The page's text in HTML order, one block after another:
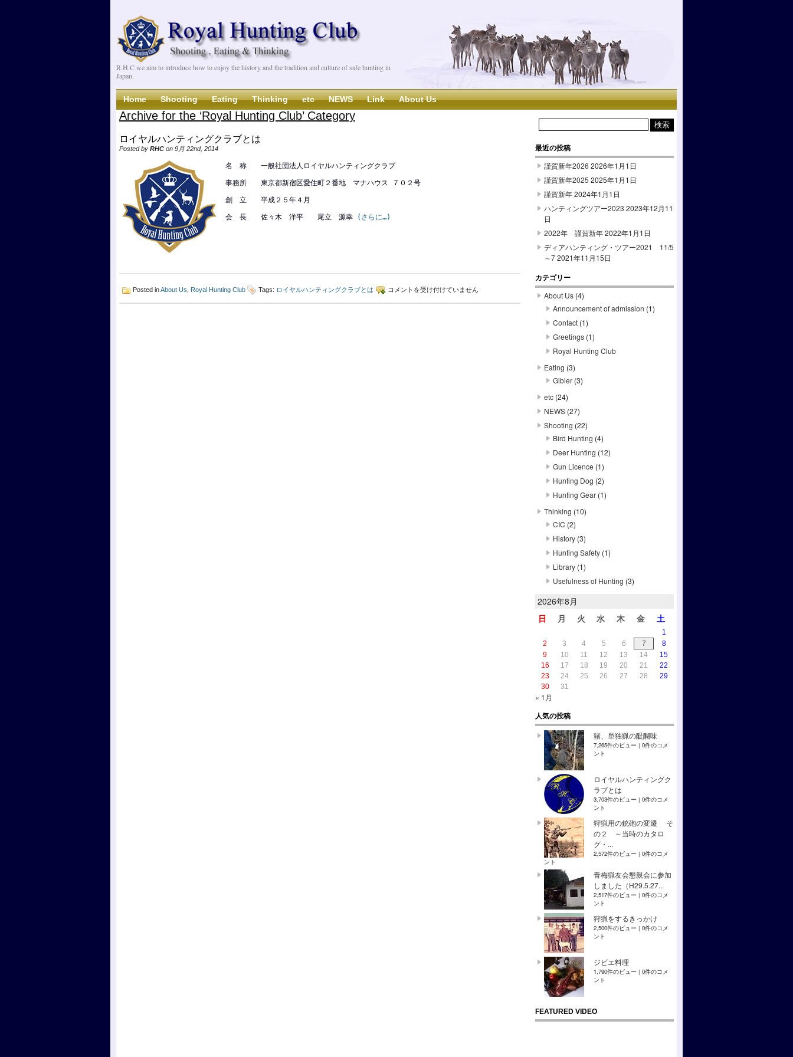
R.H.C we aim to introduce how to enjoy the history and the tradition and culture of safe hunting in
Japan.
Home Shooting Eating Thinking etc NEWS Link About Us
Archive for the ‘Royal Hunting Club’ Category
ロイヤルハンティングクラブとは
Posted by RHC on 9月 22nd, 2014
名 称 一般社団法人ロイヤルハンティングクラブ
事務所 東京都新宿区愛住町２番地 マナハウス ７０２号
創 立 平成２５年４月
会 長 佐々木 洋平 尾立 源幸 (さらに…)
Posted inAbout Us Royal Hunting Club Tags: ロイヤルハンティングクラブとは
ロ
コメントを受け付けていません
最近の投稿
謹賀新年2026 2026年1月1日
謹賀新年2025 2025年1月1日
謹賀新年2024年1月1日
ハンティングツアー2023 2023年12月11
日
2022年 謹賀新年2022年1月1日
ディアハンティング・ツアー2021 11/5
～72021年11月15日
カテゴリー
About Us (4)
Announcement of admission (1)
Contact (1)
Greetings (1)
Royal Hunting Club
Eating (3)
Gibier (3)
etc (24)
NEWS (27)
Shooting (22)
Bird Hunting (4)
Deer Hunting (12)
Gun Licence (1)
Hunting Dog (2)
Hunting Gear (1)
Thinking (10)
CIC (2)
History (3)
Hunting Safety (1)
Library (1)
Usefulness of Hunting (3)
2026年8月
日
月 火 水 木 金 土
1
2
3 4 5 6 7
8
9
10 11 12 13 14
15
16
17 18 19 20 21
22
23
24 25 26 27 28
29
30
31
« 1月
人気の投稿
猪、単独猟の醍醐味
7,265件のビュー | 0件のコメ
ント
ロイヤルハンティングク
ラブとは
3,703件のビュー | 0件のコメ
ント
狩猟用の銃砲の変遷 そ
の２ ～当時のカタロ
グ・...
2,572件のビュー | 0件のコメ
ント
青梅猟友会懇親会に参加
しました（H29.5.27...
2,517件のビュー | 0件のコメ
ント
狩猟をするきっかけ
2,500件のビュー | 0件のコメ
ント
ジビエ料理
1,790件のビュー | 0件のコメ
ント
FEATURED VIDEO